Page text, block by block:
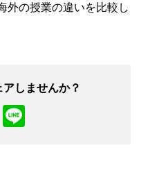
外の授業の違いを比較し
T